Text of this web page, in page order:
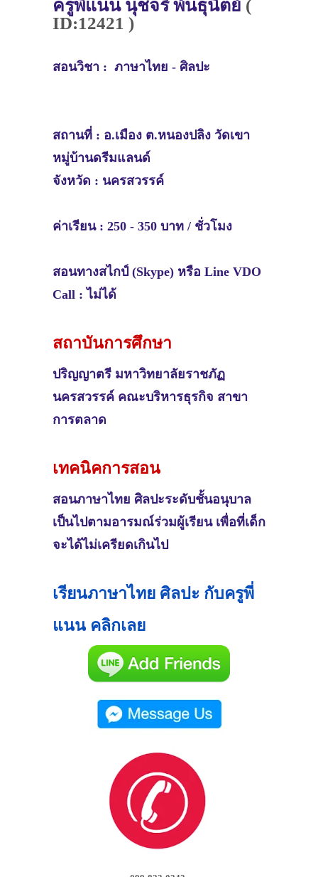
ครูพี่แนน นุชจรี พันธุนิตย์ (
ID:12421 )
สอนวิชา : ภาษาไทย - ศิลปะ
สถานที่ : อ.เมือง ต.หนองปลิง วัดเขา
หมู่บ้านดรีมแลนด์
จังหวัด : นครสวรรค์
ค่าเรียน : 250 - 350 บาท / ชั่วโมง
สอนทางสไกป์ (Skype) หรือ Line VDO
Call : ไม่ได้
สถาบันการศึกษา
ปริญญาตรี มหาวิทยาลัยราชภัฏ
นครสวรรค์ คณะบริหารธุรกิจ สาขา
การตลาด
เทคนิคการสอน
สอนภาษาไทย ศิลปะระดับชั้นอนุบาล
เป็นไปตามอารมณ์ร่วมผู้เรียน เพื่อที่เด็ก
จะได้ไม่เครียดเกินไป
เรียนภาษาไทย ศิลปะ กับครูพี่
แนน คลิกเลย